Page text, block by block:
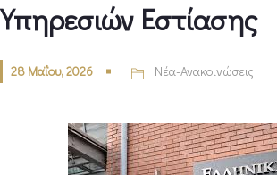
Υπηρεσιών Εστίασης
28 Μαΐου, 2026 Νέα-Ανακοινώσεις